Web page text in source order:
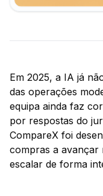
Em 2025, a IA já
das operações
equipa ainda faz
por respostas do
CompareX foi
compras a avançar
escalar de forma